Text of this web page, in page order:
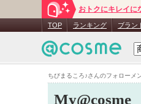
ちびまるころ♪さんのフォローメ
おトクにキレイに
TOP ランキング ブラン
My@cosme
ち